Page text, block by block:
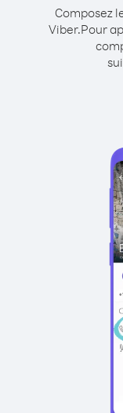
Composez
Viber.Pour